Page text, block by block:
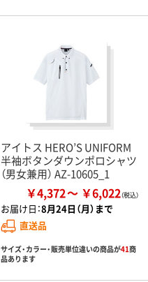
アイトス HERO’S UNIFORM
半袖ボタンダウンポロシャツ
（男女兼用） AZ-10605_1
￥4,372 ￥6,022
お届け日：8月24日（月）まで
直送品
サイズ・カラー・販売単位違いの商品が41商
品あります